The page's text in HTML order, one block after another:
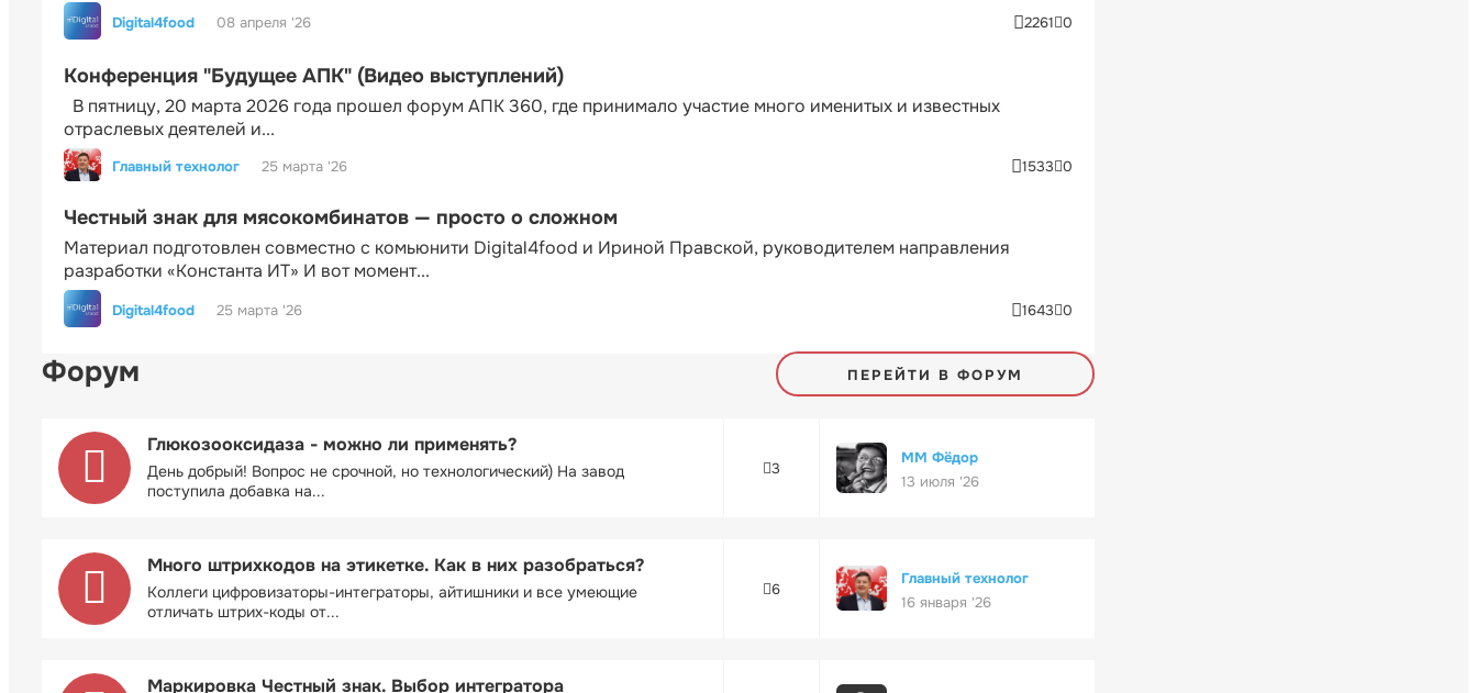
Digital4food 08 апреля '26 2261 0
Конференция "Будущее АПК" (Видео выступлений)
В пятницу, 20 марта 2026 года прошел форум АПК 360, где принимало участие много именитых и известных
отраслевых деятелей и...
Главный технолог 25 марта '26 1533 0
Честный знак для мясокомбинатов — просто о сложном
Материал подготовлен совместно с комьюнити Digital4food и Ириной Правской, руководителем направления
разработки «Константа ИТ» И вот момент...
Digital4food 25 марта '26 1643 0
Форум ПЕРЕЙТИ В ФОРУМ
Глюкозооксидаза - можно ли применять?
День добрый! Вопрос не срочной, но технологический) На завод
поступила добавка на...
3
ММ Фёдор
13 июля '26
Много штрихкодов на этикетке. Как в них разобраться?
Коллеги цифровизаторы-интеграторы, айтишники и все умеющие
отличать штрих-коды от...
6
Главный технолог
16 января '26
Маркировка Честный знак. Выбор интегратора